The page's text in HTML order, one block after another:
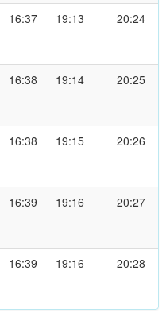
16:37 19:13 20:24
16:38 19:14 20:25
16:38 19:15 20:26
16:39 19:16 20:27
16:39 19:16 20:28